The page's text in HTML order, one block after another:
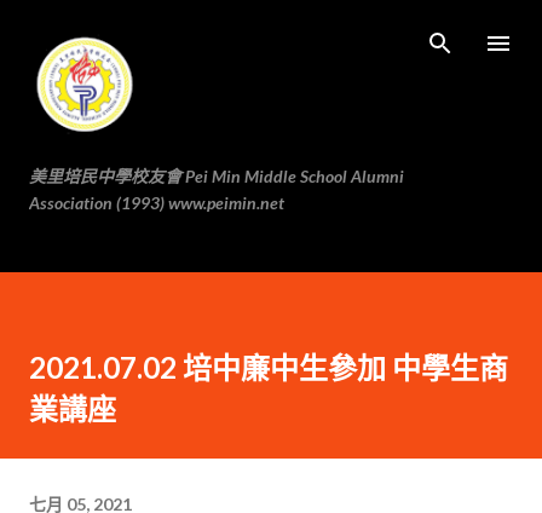
美里培民中學校友會 Pei Min Middle School Alumni
Association (1993) www.peimin.net
2021.07.02 培中廉中生參加 中學生商
業講座
七月 05, 2021